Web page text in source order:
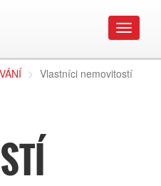
..
Vlastníci nemovitostí